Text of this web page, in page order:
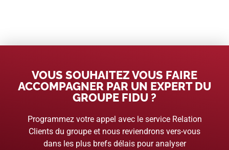
VOUS SOUHAITEZ VOUS FAIRE
ACCOMPAGNER PAR UN EXPERT DU
GROUPE FIDU ?
Programmez votre appel avec le service Relation
Clients du groupe et nous reviendrons vers-vous
dans les plus brefs délais pour analyser